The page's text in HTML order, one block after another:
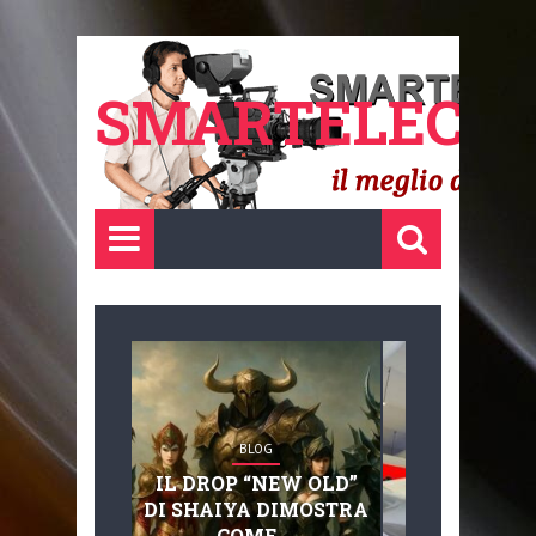
BLOG
IL DROP “NEW OLD”
DI SHAIYA DIMOSTRA